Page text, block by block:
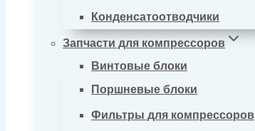
Конденсатоотводчики
Запчасти для компрессоров
Винтовые блоки
Поршневые блоки
Фильтры для компрессоров